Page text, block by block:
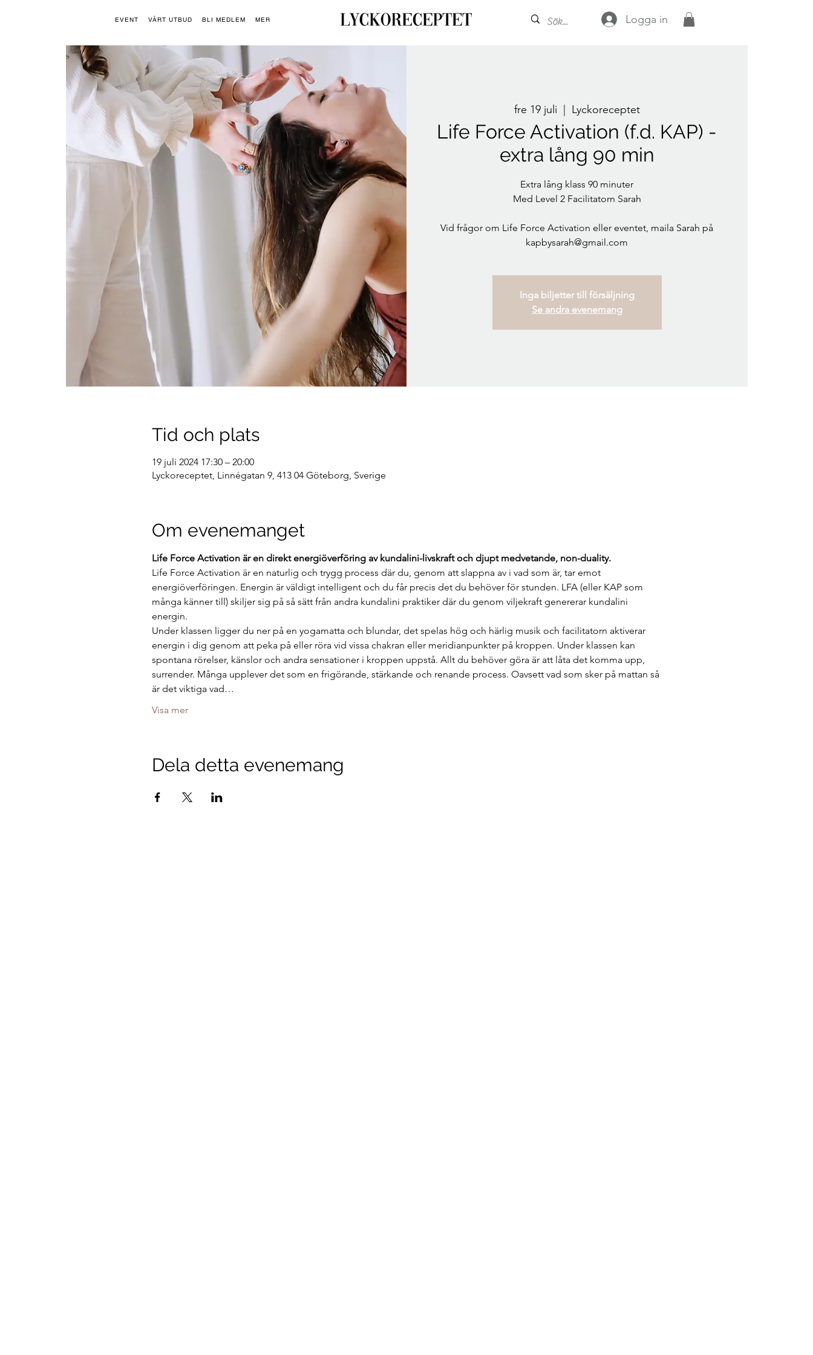
EVENT VÅRT UTBUD BLI MEDLEM MER Logga in
fre 19 juli Lyckoreceptet
Life Force Activation (f.d. KAP) -
extra lång 90 min
Extra lång klass 90 minuter
Med Level 2 Facilitatorn Sarah
Vid frågor om Life Force Activation eller eventet, maila Sarah på
kapbysarah@gmail.com
Inga biljetter till försäljning
Se andra evenemang
Tid och plats
19 juli 2024 17:30 – 20:00
Lyckoreceptet, Linnégatan 9, 413 04 Göteborg, Sverige
Om evenemanget
Life Force Activation är en direkt energiöverföring av kundalini-livskraft och djupt medvetande, non-duality.
Life Force Activation är en naturlig och trygg process där du, genom att slappna av i vad som är, tar emot
energiöverföringen. Energin är väldigt intelligent och du får precis det du behöver för stunden. LFA (eller KAP som
många känner till) skiljer sig på så sätt från andra kundalini praktiker där du genom viljekraft genererar kundalini
energin.
Under klassen ligger du ner på en yogamatta och blundar, det spelas hög och härlig musik och facilitatorn aktiverar
energin i dig genom att peka på eller röra vid vissa chakran eller meridianpunkter på kroppen. Under klassen kan
spontana rörelser, känslor och andra sensationer i kroppen uppstå. Allt du behöver göra är att låta det komma upp,
surrender. Många upplever det som en frigörande, stärkande och renande process. Oavsett vad som sker på mattan så
är det viktiga vad…
Visa mer
Dela detta evenemang